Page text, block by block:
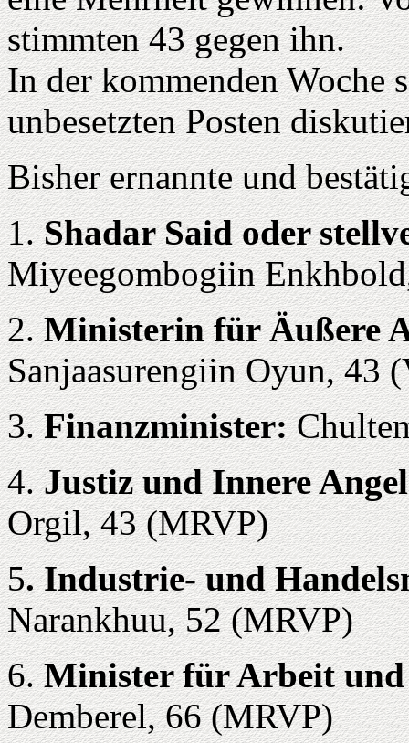
stimmten 43 gegen ihn.
In der kommenden Woche
unbesetzten Posten
Bisher ernannte und
1.Shadar Said oder
Miyeegombogiin
2.Ministerin für Äußere
Sanjaasurengiin Oyun, 43
3.Finanzminister:
4.Justiz und Innere
Orgil, 43 (MRVP)
5. Industrie- und
Narankhuu, 52 (MRVP)
6.Minister für Arbeit und
Demberel, 66 (MRVP)